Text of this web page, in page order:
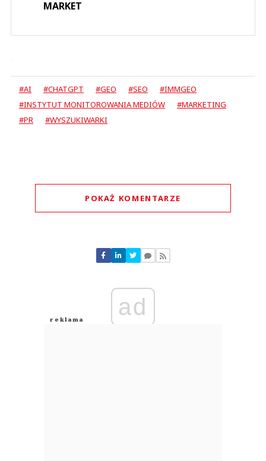
MARKET
#AI #CHATGPT #GEO #SEO
#IMMGEO
#INSTYTUT MONITOROWANIA MEDIÓW
#MARKETING
#PR
#WYSZUKIWARKI
POKAŻ KOMENTARZE
Nie znaleziono komentarzy
Zostaw swoje komentarze
Anuluj
ad